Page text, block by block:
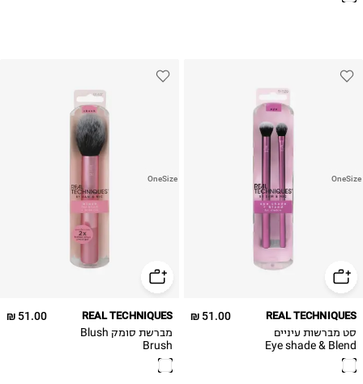
OneSize
51.00 ₪ REAL TECHNIQUES
סט מברשות עיניים
Eye shade & Blend
OneSize
51.00 ₪ REAL TECHNIQUES
מברשת סומק Blush
Brush